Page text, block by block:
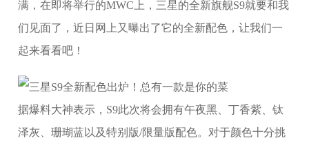
满，在即将举行的MWC上，三星的全新旗舰S9就要和我
们见面了，近日网上又曝出了它的全新配色，让我们一
起来看看吧！
据爆料大神表示，S9此次将会拥有午夜黑、丁香紫、钛
泽灰、珊瑚蓝以及特别版/限量版配色。对于颜色十分挑